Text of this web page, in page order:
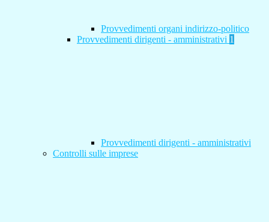
Provvedimenti organi indirizzo-politico
Provvedimenti dirigenti - amministrativi 1
Provvedimenti dirigenti - amministrativi
Controlli sulle imprese